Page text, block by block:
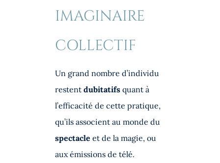
IMAGINAIRE
COLLECTIF
Un grand nombre d’individu
restent dubitatifs quant à
l’efficacité de cette pratique,
qu’ils associent au monde du
spectacle et de la magie, ou
aux émissions de télé.